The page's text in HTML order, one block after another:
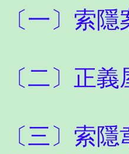
〔一〕索
〔二〕正
〔三〕索